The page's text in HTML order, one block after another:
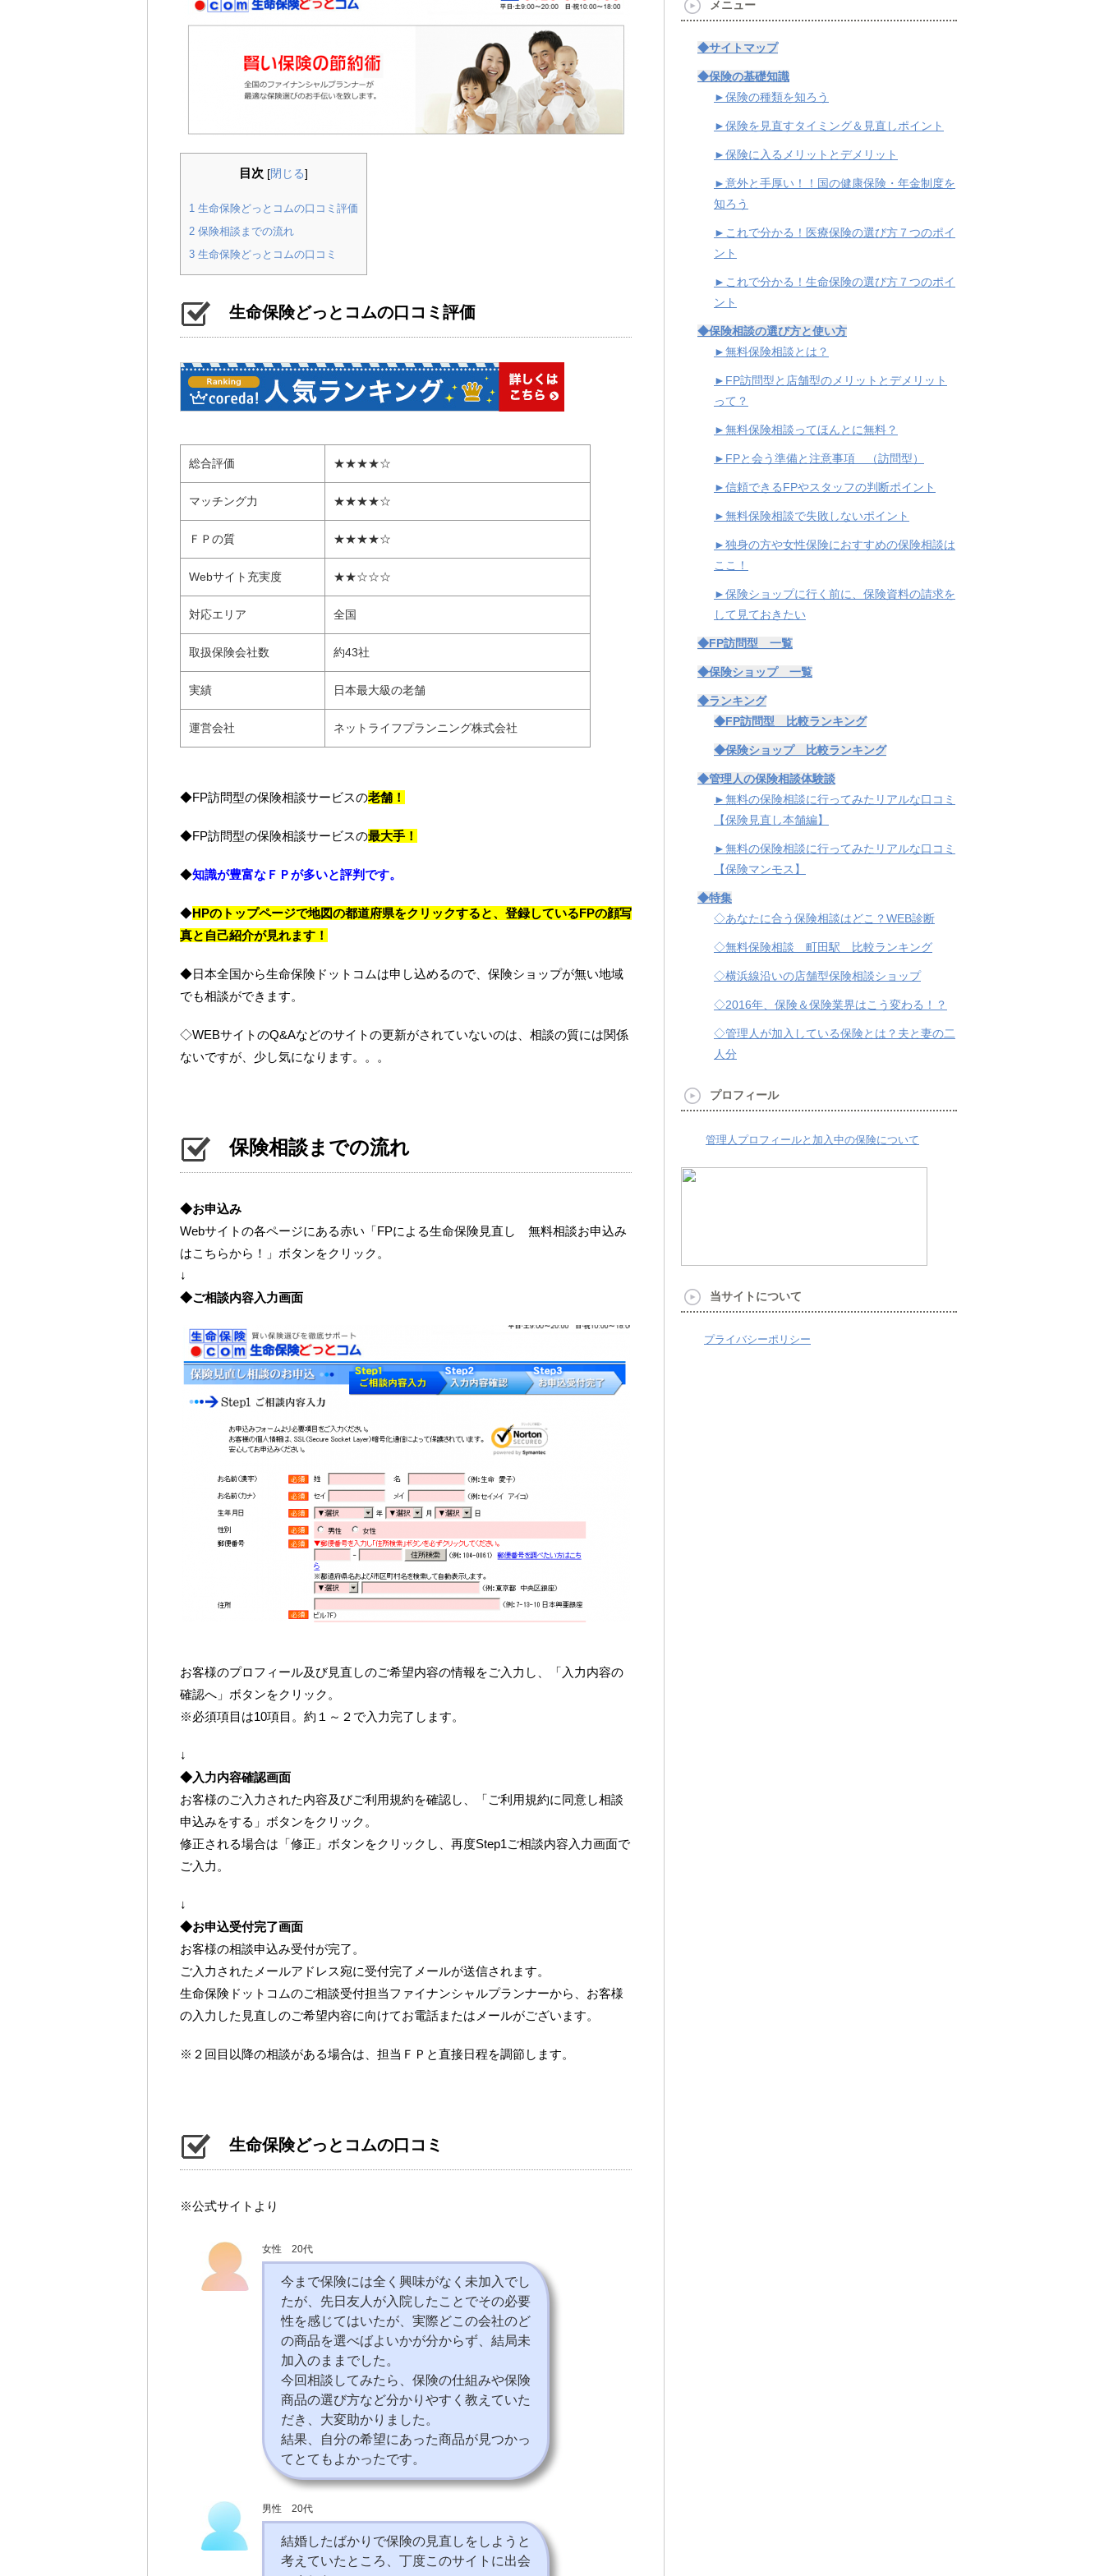
目次 [閉じる]
1 生命保険どっとコムの口コミ評価
2 保険相談までの流れ
3 生命保険どっとコムの口コミ
生命保険どっとコムの口コミ評価
総合評価 ★★★★☆
マッチング力 ★★★★☆
ＦＰの質 ★★★★☆
Webサイト充実度 ★★☆☆☆
対応エリア 全国
取扱保険会社数 約43社
実績 日本最大級の老舗
運営会社 ネットライフプランニング株式会社
◆FP訪問型の保険相談サービスの老舗！
◆FP訪問型の保険相談サービスの最大手！
◆知識が豊富なＦＰが多いと評判です。
◆HPのトップページで地図の都道府県をクリックすると、登録しているFPの顔写
真と自己紹介が見れます！
◆日本全国から生命保険ドットコムは申し込めるので、保険ショップが無い地域
でも相談ができます。
◇WEBサイトのQ&Aなどのサイトの更新がされていないのは、相談の質には関係
ないですが、少し気になります。。。
保険相談までの流れ
◆お申込み
Webサイトの各ページにある赤い「FPによる生命保険見直し 無料相談お申込み
はこちらから！」ボタンをクリック。
↓
◆ご相談内容入力画面
お客様のプロフィール及び見直しのご希望内容の情報をご入力し、「入力内容の
確認へ」ボタンをクリック。
※必須項目は10項目。約１～２で入力完了します。
↓
◆入力内容確認画面
お客様のご入力された内容及びご利用規約を確認し、「ご利用規約に同意し相談
申込みをする」ボタンをクリック。
修正される場合は「修正」ボタンをクリックし、再度Step1ご相談内容入力画面で
ご入力。
↓
◆お申込受付完了画面
お客様の相談申込み受付が完了。
ご入力されたメールアドレス宛に受付完了メールが送信されます。
生命保険ドットコムのご相談受付担当ファイナンシャルプランナーから、お客様
の入力した見直しのご希望内容に向けてお電話またはメールがございます。
※２回目以降の相談がある場合は、担当ＦＰと直接日程を調節します。
生命保険どっとコムの口コミ
※公式サイトより
女性 20代
今まで保険には全く興味がなく未加入でし
たが、先日友人が入院したことでその必要
性を感じてはいたが、実際どこの会社のど
の商品を選べばよいかが分からず、結局未
加入のままでした。
今回相談してみたら、保険の仕組みや保険
商品の選び方など分かりやすく教えていた
だき、大変助かりました。
結果、自分の希望にあった商品が見つかっ
てとてもよかったです。
男性 20代
結婚したばかりで保険の見直しをしようと
考えていたところ、丁度このサイトに出会
メニュー
◆サイトマップ
◆保険の基礎知識
►保険の種類を知ろう
►保険を見直すタイミング＆見直しポイント
►保険に入るメリットとデメリット
►意外と手厚い！！国の健康保険・年金制度を
知ろう
►これで分かる！医療保険の選び方７つのポイ
ント
►これで分かる！生命保険の選び方７つのポイ
ント
◆保険相談の選び方と使い方
►無料保険相談とは？
►FP訪問型と店舗型のメリットとデメリット
って？
►無料保険相談ってほんとに無料？
►FPと会う準備と注意事項 （訪問型）
►信頼できるFPやスタッフの判断ポイント
►無料保険相談で失敗しないポイント
►独身の方や女性保険におすすめの保険相談は
ここ！
►保険ショップに行く前に、保険資料の請求を
して見ておきたい
◆FP訪問型 一覧
◆保険ショップ 一覧
◆ランキング
◆FP訪問型 比較ランキング
◆保険ショップ 比較ランキング
◆管理人の保険相談体験談
►無料の保険相談に行ってみたリアルな口コミ
【保険見直し本舗編】
►無料の保険相談に行ってみたリアルな口コミ
【保険マンモス】
◆特集
◇あなたに合う保険相談はどこ？WEB診断
◇無料保険相談 町田駅 比較ランキング
◇横浜線沿いの店舗型保険相談ショップ
◇2016年、保険＆保険業界はこう変わる！？
◇管理人が加入している保険とは？夫と妻の二
人分
プロフィール
管理人プロフィールと加入中の保険について
当サイトについて
プライバシーポリシー